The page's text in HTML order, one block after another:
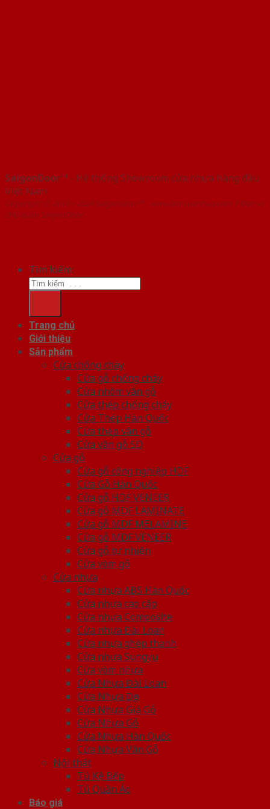
SaigonDoor™ - Hệ thống Showroom cửa nhựa hàng đầu
Việt Nam
Copyright ⓒ 2016 – 2026 SaigonDoor™ - www.bancuanhua.com | Đơn vị
chủ quản SaigonDoor
Tìm kiếm:
Trang chủ
Giới thiệu
Sản phẩm
Cửa chống cháy
Cửa gỗ chống cháy
Cửa nhôm vân gỗ
Cửa thép chống cháy
Cửa Thép Hàn Quốc
Cửa thép vân gỗ
Cửa vân gỗ 5D
Cửa gỗ
Cửa gỗ công nghiệp HDF
Cửa Gỗ Hàn Quốc
Cửa gỗ HDF VENEER
Cửa gỗ MDF LAMINATE
Cửa gỗ MDF MELAMINE
Cửa gỗ MDF VENEER
Cửa gỗ tự nhiên
Cửa vòm gỗ
Cửa nhựa
Cửa nhựa ABS Hàn Quốc
Cửa nhựa cao cấp
Cửa nhựa Composite
Cửa nhựa Đài Loan
Cửa nhựa ghép thanh
Cửa nhựa Sungyu
Cửa vòm nhựa
Cửa Nhựa Đài Loan
Cửa Nhựa Đẹp
Cửa Nhựa Giả Gỗ
Cửa Nhựa Gỗ
Cửa Nhựa Hàn Quốc
Cửa Nhựa Vân Gỗ
Nội thất
Tủ Kệ Bếp
Tủ Quần Áo
Báo giá